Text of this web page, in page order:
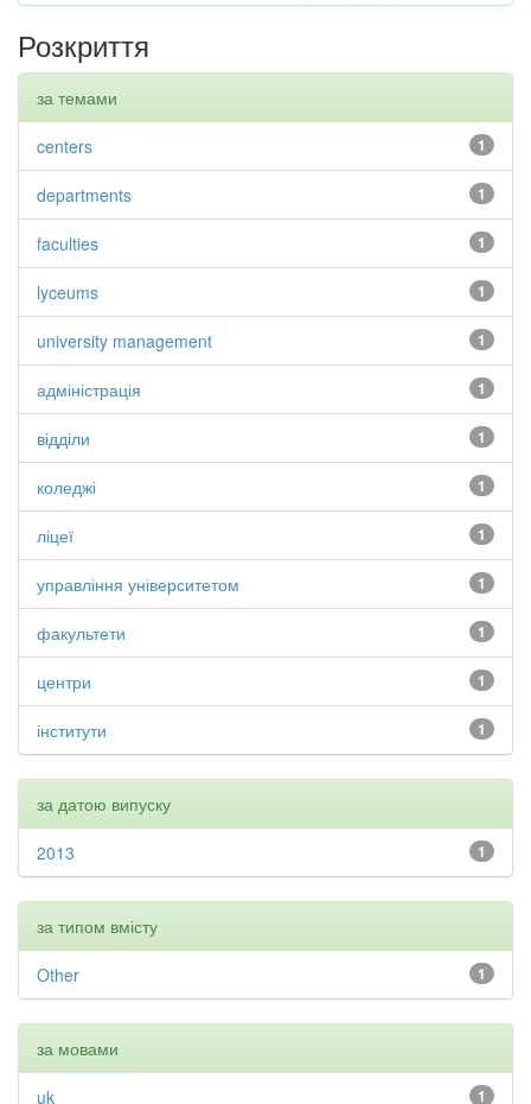
Розкриття
за темами
1
centers
1
departments
1
faculties
1
lyceums
1
university management
1
адміністрація
1
відділи
1
коледжі
1
ліцеї
1
управління університетом
1
факультети
1
центри
1
інститути
за датою випуску
1
2013
за типом вмісту
1
Other
за мовами
1
uk